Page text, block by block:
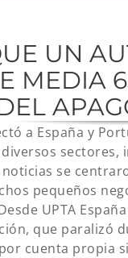
UN
MEDIA
a España y
se
pequeños
UPTA
que paralizó
cuenta propia